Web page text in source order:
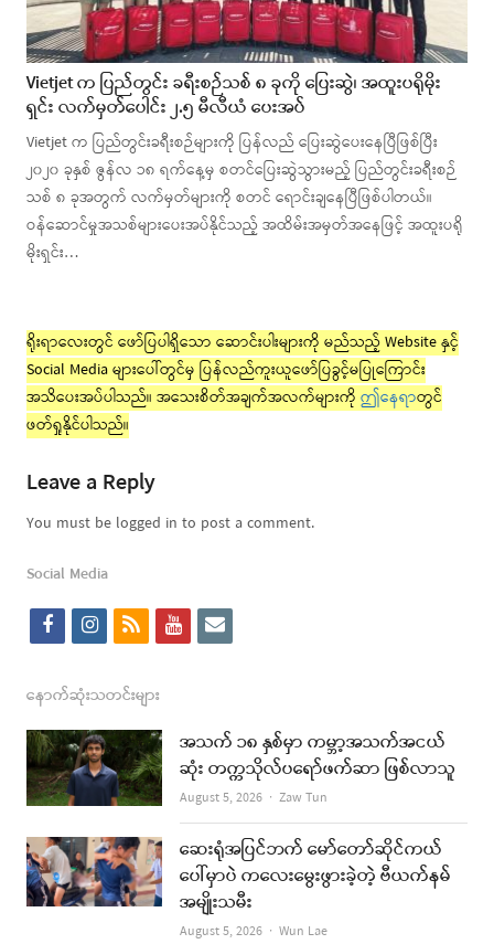
Vietjet က ပြည်တွင်း ခရီးစဉ်သစ် ၈ ခုကို ပြေးဆွဲ၊ အထူးပရိုမိုး
ရှင်း လက်မှတ်ပေါင်း ၂.၅ မီလီယံ ပေးအပ်
Vietjet က ပြည်တွင်းခရီးစဉ်များကို ပြန်လည် ပြေးဆွဲပေးနေပြီဖြစ်ပြီး
၂၀၂၀ ခုနှစ် ဇွန်လ ၁၈ ရက်နေ့မှ စတင်ပြေးဆွဲသွားမည့် ပြည်တွင်းခရီးစဉ်
သစ် ၈ ခုအတွက် လက်မှတ်များကို စတင် ရောင်းချနေပြီဖြစ်ပါတယ်။
ဝန်ဆောင်မှုအသစ်များပေးအပ်နိုင်သည့် အထိမ်းအမှတ်အနေဖြင့် အထူးပရို
မိုးရှင်း…
ရိုးရာလေးတွင် ဖော်ပြပါရှိသော ဆောင်းပါးများကို မည်သည့် Website နှင့်
Social Media များပေါ်တွင်မှ ပြန်လည်ကူးယူဖော်ပြခွင့်မပြုကြောင်း
အသိပေးအပ်ပါသည်။ အသေးစိတ်အချက်အလက်များကို ဤနေရာတွင်
ဖတ်ရှုနိုင်ပါသည်။
Leave a Reply
You must be logged in to post a comment.
Social Media
f
c
e
b
o
o
k
i
s
t
a
g
r
a
m
r
s
y
t
u
b
e
i
l
နောက်ဆုံးသတင်းများ
အသက် ၁၈ နှစ်မှာ ကမ္ဘာ့အသက်အငယ်
ဆုံး တက္ကသိုလ်ပရော်ဖက်ဆာ ဖြစ်လာသူ
August 5, 2026 Author
Zaw Tun
ဆေးရုံအပြင်ဘက် မော်တော်ဆိုင်ကယ်
ပေါ်မှာပဲ ကလေးမွေးဖွားခဲ့တဲ့ ဗီယက်နမ်
အမျိုးသမီး
August 5, 2026 Author
Wun Lae